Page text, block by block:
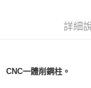
法說明評估內容。
【關於「AFTEE先享後
AFTEE先享後付是「
２．便利：只要手機號
３．安心：先確認商品
詳細
CNC一體削鋼柱。